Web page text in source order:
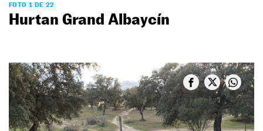
FOTO 1 DE 22
Hurtan Grand Albaycín